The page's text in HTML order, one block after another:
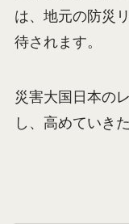
は、地元の防災
待されます。
災害大国日本の
し、高めていき